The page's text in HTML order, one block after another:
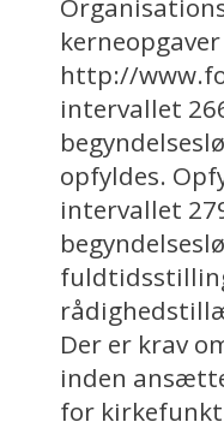
http://
intervallet
opfyldes.
intervallet
Der er krav
inden
for